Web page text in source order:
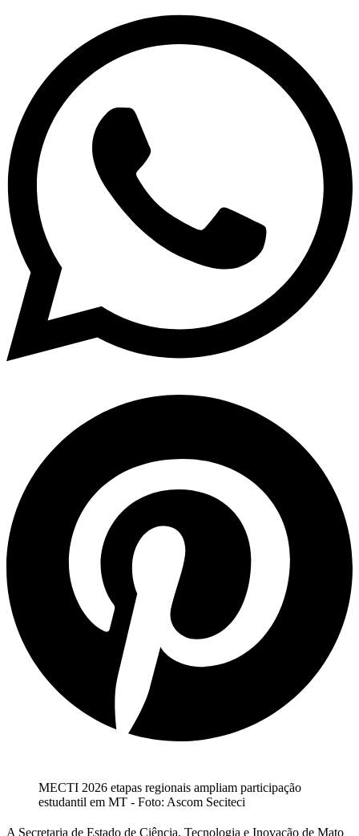
MECTI 2026 etapas regionais ampliam participação
estudantil em MT - Foto: Ascom Seciteci
A Secretaria de Estado de Ciência, Tecnologia e Inovação de Mato